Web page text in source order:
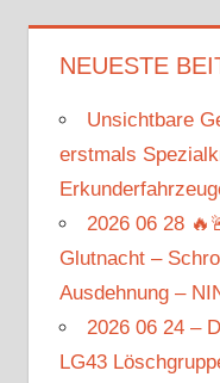
NEUESTE
Unsichtbare
erstmals
2026 06 28
Glutnacht –
Ausdehnung –
2026 06 24 –
LG43